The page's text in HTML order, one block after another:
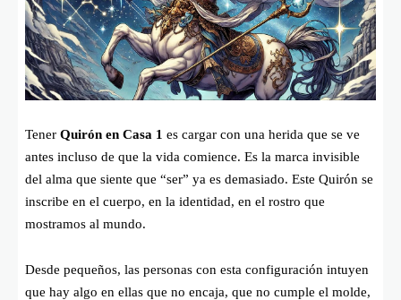
Tener Quirón en Casa 1 es cargar con una herida que se ve
antes incluso de que la vida comience. Es la marca invisible
del alma que siente que “ser” ya es demasiado. Este Quirón se
inscribe en el cuerpo, en la identidad, en el rostro que
mostramos al mundo.
Desde pequeños, las personas con esta configuración intuyen
que hay algo en ellas que no encaja, que no cumple el molde,